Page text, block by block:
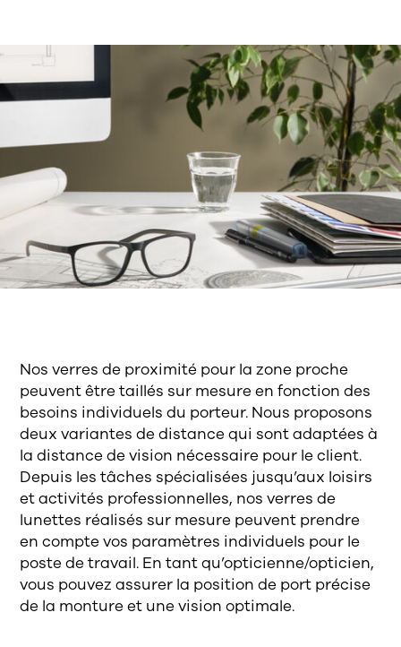
Nos verres de proximité pour la zone proche
peuvent être taillés sur mesure en fonction des
besoins individuels du porteur. Nous proposons
deux variantes de distance qui sont adaptées à
la distance de vision nécessaire pour le client.
Depuis les tâches spécialisées jusqu’aux loisirs
et activités professionnelles, nos verres de
lunettes réalisés sur mesure peuvent prendre
en compte vos paramètres individuels pour le
poste de travail. En tant qu’opticienne/opticien,
vous pouvez assurer la position de port précise
de la monture et une vision optimale.